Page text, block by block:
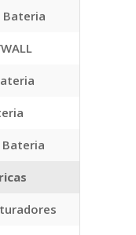
Bateria